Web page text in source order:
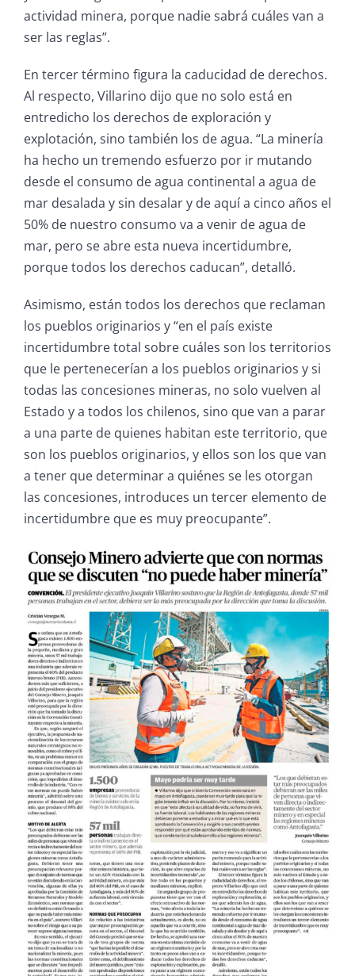
actividad minera, porque nadie sabrá cuáles van a
ser las reglas”.
En tercer término figura la caducidad de derechos.
Al respecto, Villarino dijo que no solo está en
entredicho los derechos de exploración y
explotación, sino también los de agua. “La minería
ha hecho un tremendo esfuerzo por ir mutando
desde el consumo de agua continental a agua de
mar desalada y sin desalar y de aquí a cinco años el
50% de nuestro consumo va a venir de agua de
mar, pero se abre esta nueva incertidumbre,
porque todos los derechos caducan”, detalló.
Asimismo, están todos los derechos que reclaman
los pueblos originarios y “en el país existe
incertidumbre total sobre cuáles son los territorios
que le pertenecerían a los pueblos originarios y si
todas las concesiones mineras, no solo vuelven al
Estado y a todos los chilenos, sino que van a parar
a una parte de quienes habitan este territorio, que
son los pueblos originarios, y ellos son los que van
a tener que determinar a quiénes se les otorgan
las concesiones, introduces un tercer elemento de
incertidumbre que es muy preocupante”.